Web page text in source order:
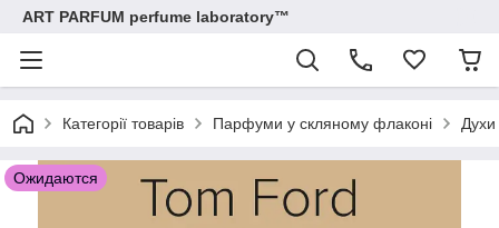
ART PARFUM perfume laboratory™
Категорії товарів Парфуми у скляному флаконі
Ожидаются